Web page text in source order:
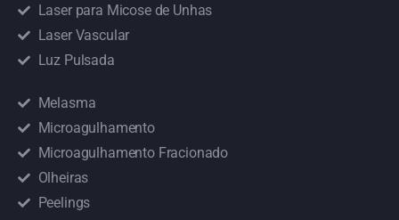
Laser para Micose de Unhas
Laser Vascular
Luz Pulsada
Melasma
Microagulhamento
Microagulhamento Fracionado
Olheiras
Peelings